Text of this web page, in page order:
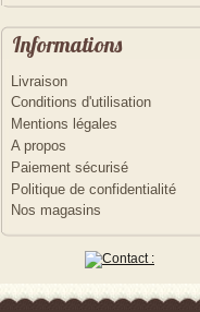
Informations
Livraison
Conditions d'utilisation
Mentions légales
A propos
Paiement sécurisé
Politique de confidentialité
Nos magasins